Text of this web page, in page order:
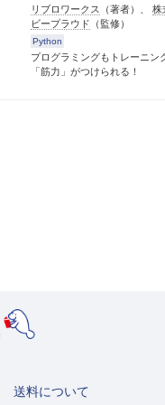
リブロワークス
（著者）、 株
ビープラウド （監修）
Python
プログラミングもトレーニン
「筋力」がつけられる！
送料について